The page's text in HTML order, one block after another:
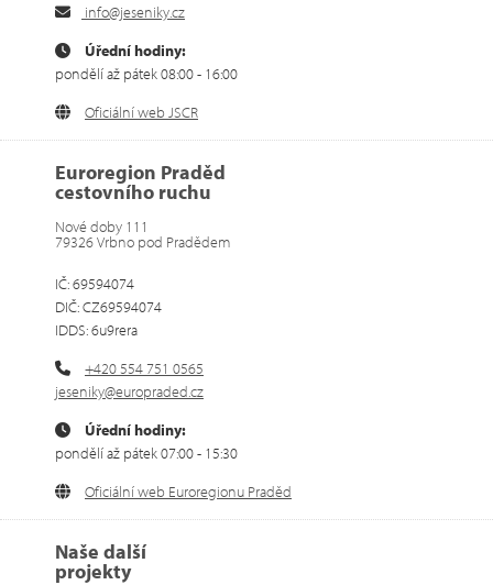
info@jeseniky.cz
Úřední hodiny:
pondělí až pátek 08:00 - 16:00
Oficiální web JSCR
Euroregion Praděd
cestovního ruchu
Nové doby 111
79326 Vrbno pod Pradědem
IČ: 69594074
DIČ: CZ69594074
IDDS: 6u9rera
+420 554 751 0565
jeseniky@europraded.cz
Úřední hodiny:
pondělí až pátek 07:00 - 15:30
Oficiální web Euroregionu Praděd
Naše další
projekty